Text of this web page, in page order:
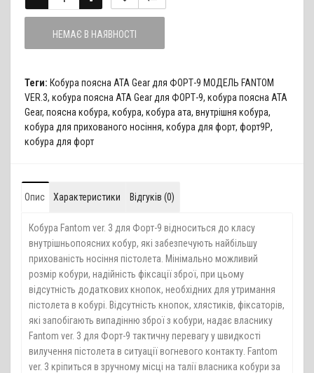
НЕМАЄ В НАЯВНОСТІ
Теги: Кобура поясна ATA Gear для ФОРТ-9 МОДЕЛЬ FANTOM
VER.3, кобура поясна ATA Gear для ФОРТ-9, кобура поясна ATA
Gear, поясна кобура, кобура, кобура ата, внутрішня кобура,
кобура для прихованого носіння, кобура для форт, форт9Р,
кобура для форт
Опис Характеристики Відгуків (0)
Кобура Fantom ver. 3 для Форт-9 відноситься до класу
внутрішньопоясних кобур, які забезпечують найбільшу
прихованість носіння пістолета. Мінімально можливий
розмір кобури, надійність фіксації зброї, при цьому
відсутність додаткових кнопок, необхідних для утримання
пістолета в кобурі. Відсутність кнопок, хлястиків, фіксаторів,
які запобігають випадінню зброї з кобури, надає власнику
Fantom ver. 3 для Форт-9 тактичну перевагу у швидкості
вилучення пістолета в ситуації вогневого контакту. Fantom
ver. 3 кріпиться в зручному місці на талії власника кобури за